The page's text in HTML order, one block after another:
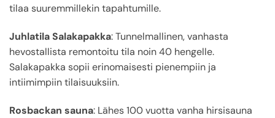
tilaa suuremmillekin tapahtumille.
Juhlatila Salakapakka: Tunnelmallinen, vanhasta
hevostallista remontoitu tila noin 40 hengelle.
Salakapakka sopii erinomaisesti pienempiin ja
intiimimpiin tilaisuuksiin.
Rosbackan sauna: Lähes 100 vuotta vanha hirsisauna